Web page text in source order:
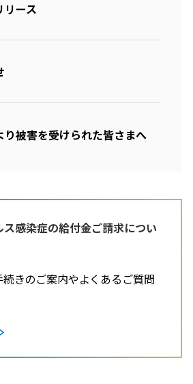
リース
り被害を受けられた皆さまへ
感染症の給付金ご請求につい
きのご案内やよくあるご質問